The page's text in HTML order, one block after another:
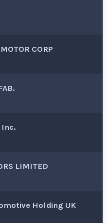
CORP
Inc.
LIMITED
Holding UK